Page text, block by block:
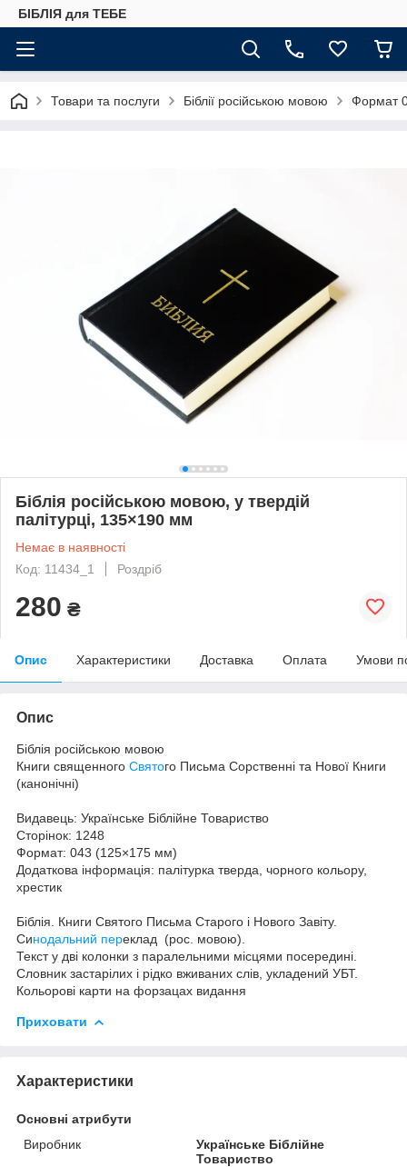
БІБЛІЯ для ТЕБЕ
Товари та послуги Біблії російською мовою Формат
Біблія російською мовою, у твердій
палітурці, 135×190 мм
Немає в наявності
Код: 11434_1
Роздріб
280 ₴
Опис Характеристики Доставка Оплата Умови
Опис
Біблія російською мовою
Книги священного Святого Письма Сорственні та Нової Книги
(канонічні)
Видавець: Українське Біблійне Товариство
Сторінок: 1248
Формат: 043 (125×175 мм)
Додаткова інформація: палітурка тверда, чорного кольору,
хрестик
Біблія. Книги Святого Письма Старого і Нового Завіту.
Синодальний переклад (рос. мовою).
Текст у дві колонки з паралельними місцями посередині.
Словник застарілих і рідко вживаних слів, укладений УБТ.
Кольорові карти на форзацах видання
Приховати
Характеристики
Основні атрибути
Виробник
Українське Біблійне
Товариство